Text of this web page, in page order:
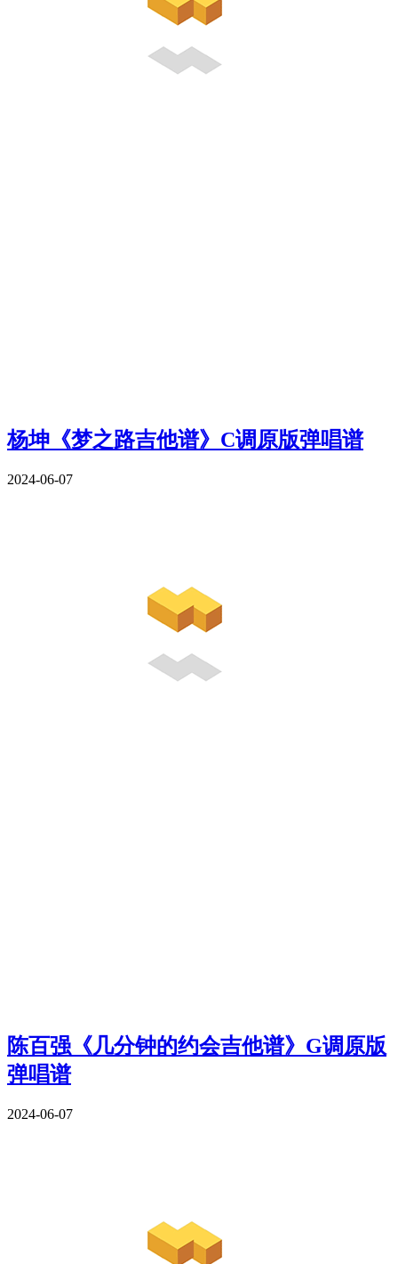
杨坤《梦之路吉他谱》C调原版弹唱谱
2024-06-07
陈百强《几分钟的约会吉他谱》G调原版
弹唱谱
2024-06-07